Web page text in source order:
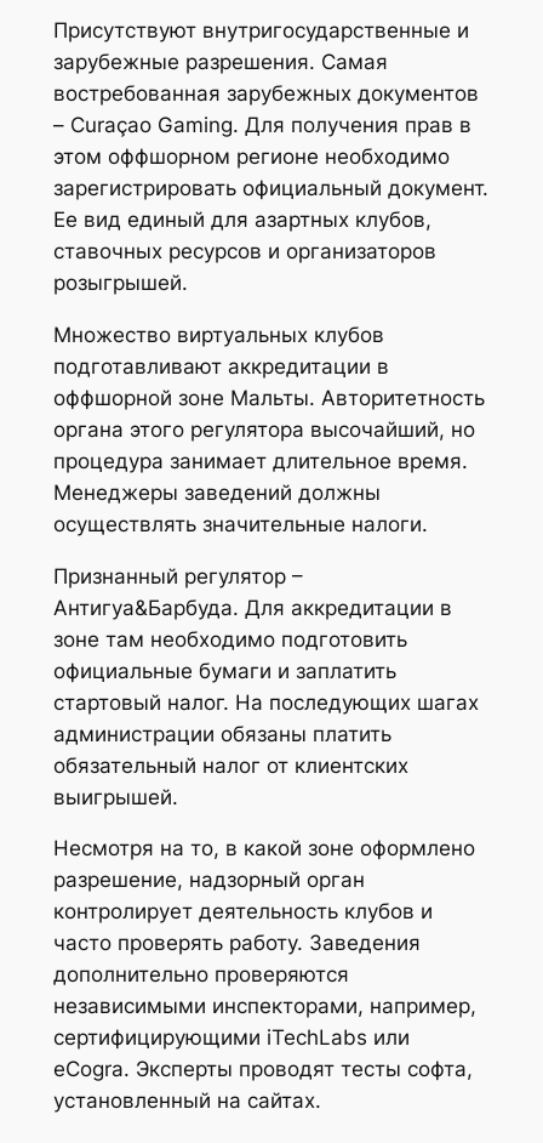
Присутствуют внутригосударственные и
зарубежные разрешения. Самая
востребованная зарубежных документов
– Curaçao Gaming. Для получения прав в
этом оффшорном регионе необходимо
зарегистрировать официальный документ.
Ее вид единый для азартных клубов,
ставочных ресурсов и организаторов
розыгрышей.
Множество виртуальных клубов
подготавливают аккредитации в
оффшорной зоне Мальты. Авторитетность
органа этого регулятора высочайший, но
процедура занимает длительное время.
Менеджеры заведений должны
осуществлять значительные налоги.
Признанный регулятор –
Антигуа&Барбуда. Для аккредитации в
зоне там необходимо подготовить
официальные бумаги и заплатить
стартовый налог. На последующих шагах
администрации обязаны платить
обязательный налог от клиентских
выигрышей.
Несмотря на то, в какой зоне оформлено
разрешение, надзорный орган
контролирует деятельность клубов и
часто проверять работу. Заведения
дополнительно проверяются
независимыми инспекторами, например,
сертифицирующими iTechLabs или
eCogra. Эксперты проводят тесты софта,
установленный на сайтах.